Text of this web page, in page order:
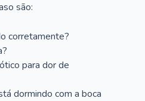
são:
corretamente?
para dor de
dormindo com a boca